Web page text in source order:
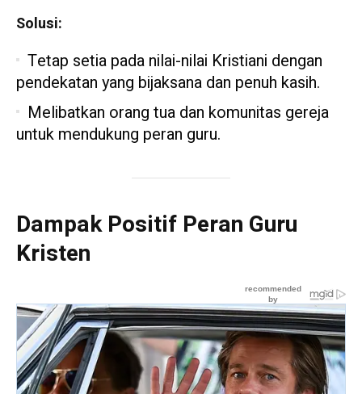
Solusi:
Tetap setia pada nilai-nilai Kristiani dengan
pendekatan yang bijaksana dan penuh kasih.
Melibatkan orang tua dan komunitas gereja
untuk mendukung peran guru.
Dampak Positif Peran Guru
Kristen